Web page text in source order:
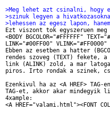
>Meg lehet azt csinalni, hogy
>szinuk legyen a
>lehessen az egesz lapon,
Ezt viszont tok egyszeruen
<BODY BGCOLOR="#FFFFFF"
LINK="#00FF00" VLINK="#FF0000"
Ebben az esetben a hatter
rendes szoveg (TEXT) fekete,
link (ALINK) zold, a mar
piros. Irto rondak a szinek,
Ezenkivul ha az <A HREF> TAG-
TAG-et, akkor akar mindegyik
4xample:
<A HREF="valami.html"><FONT